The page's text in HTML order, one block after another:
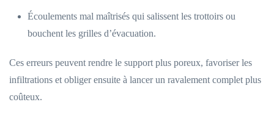
Écoulements mal maîtrisés qui salissent les trottoirs ou
bouchent les grilles d’évacuation.
Ces erreurs peuvent rendre le support plus poreux, favoriser les
infiltrations et obliger ensuite à lancer un ravalement complet plus
coûteux.